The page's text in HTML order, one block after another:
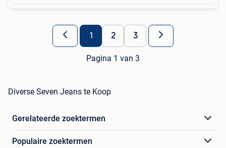
1 2 3
Pagina 1 van 3
Diverse Seven Jeans te Koop
Gerelateerde zoektermen
Populaire zoektermen